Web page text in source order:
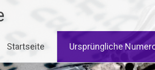
Startseite Ursprüngliche